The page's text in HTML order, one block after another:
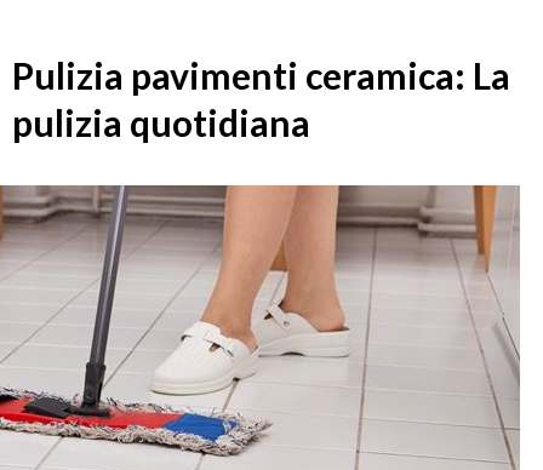
Pulizia pavimenti ceramica: La
pulizia quotidiana